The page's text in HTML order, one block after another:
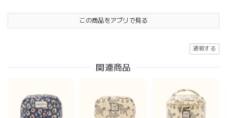
この商品をアプリで見る
通報する
関連商品